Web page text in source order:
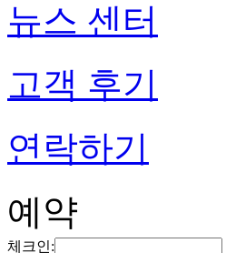
뉴스 센터
고객 후기
연락하기
예약
체크인: